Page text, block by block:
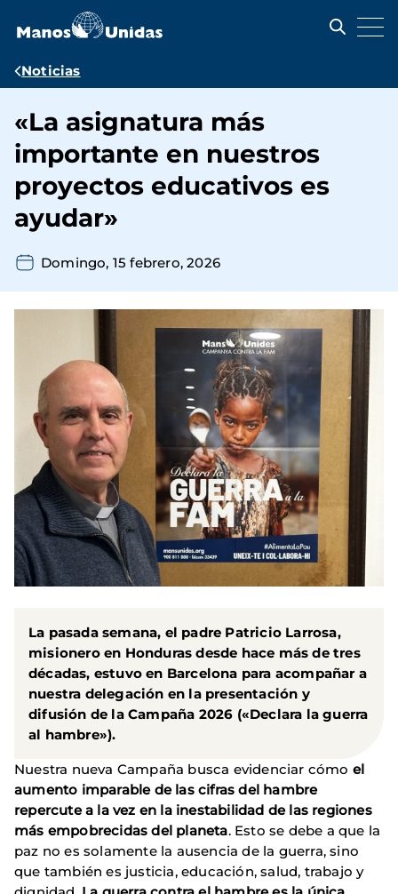
contenido
Ruta
navegación
Noticias
«La asignatura más
importante en nuestros
proyectos educativos es
ayudar»
Domingo, 15 febrero, 2026
La pasada semana, el padre Patricio Larrosa,
misionero en Hondurasdesde hace más de tres
décadas, estuvo en Barcelona para acompañar a
nuestra delegación en la presentación y
difusión de la Campaña 2026 («Declara la guerra
al hambre»).
Nuestra nueva Campaña busca evidenciar cómo el
aumento imparable de las cifras del hambre
repercute a la vez en la inestabilidad de las regiones
más empobrecidas del planeta. Esto se debe a que la
paz no es solamente la ausencia de la guerra, sino
que también es justicia, educación, salud, trabajo y